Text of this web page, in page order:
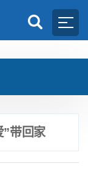
”带回家